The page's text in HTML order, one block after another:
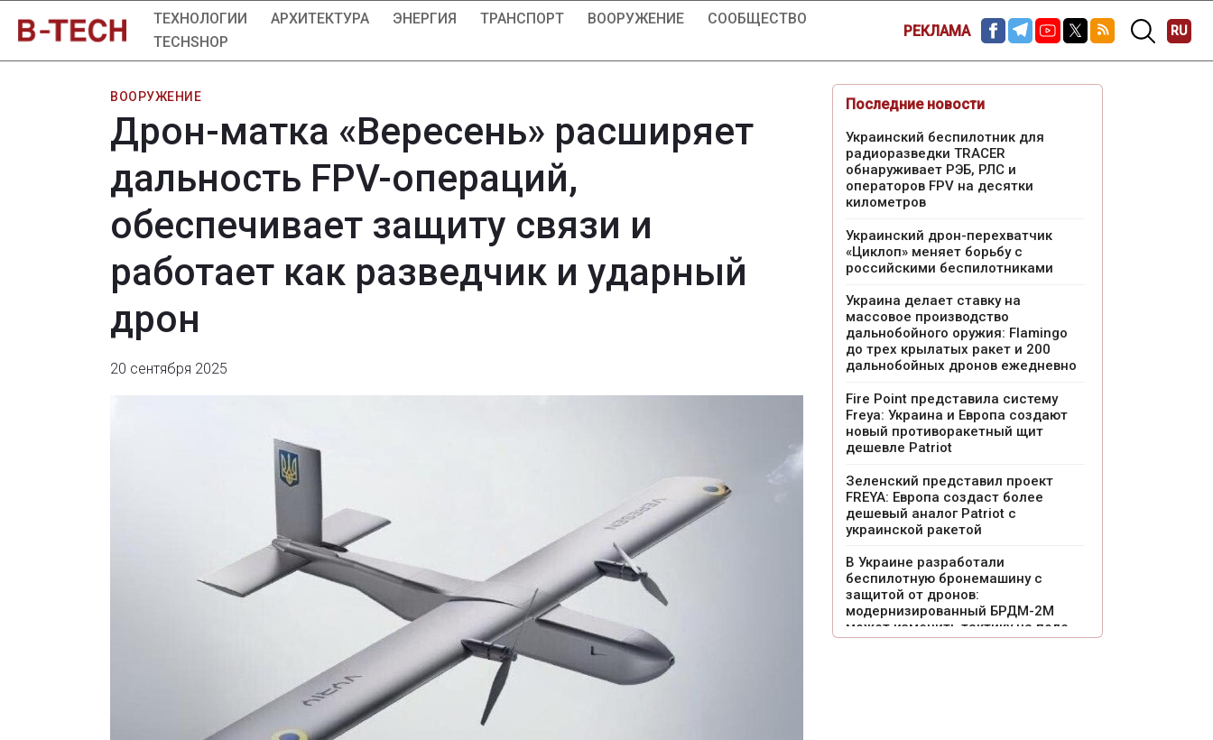
ТЕХНОЛОГИИ АРХИТЕКТУРА ЭНЕРГИЯ ТРАНСПОРТ ВООРУЖЕНИЕ
СООБЩЕСТВО
TECHSHOP
РЕКЛАМА RU
ВООРУЖЕНИЕ
Дрон-матка «Вересень» расширяет
дальность FPV-операций,
обеспечивает защиту связи и
работает как разведчик и ударный
дрон
20 сентября 2025
Последние новости
Украинский беспилотник для
радиоразведки TRACER
обнаруживает РЭБ, РЛС и
операторов FPV на десятки
километров
Украинский дрон-перехватчик
«Циклоп» меняет борьбу с
российскими беспилотниками
Украина делает ставку на
массовое производство
дальнобойного оружия: Flamingo
до трех крылатых ракет и 200
дальнобойных дронов ежедневно
Fire Point представила систему
Freya: Украина и Европа создают
новый противоракетный щит
дешевле Patriot
Зеленский представил проект
FREYA: Европа создаст более
дешевый аналог Patriot с
украинской ракетой
В Украине разработали
беспилотную бронемашину с
защитой от дронов:
модернизированный БРДМ-2М
может изменить тактику на поле
боя